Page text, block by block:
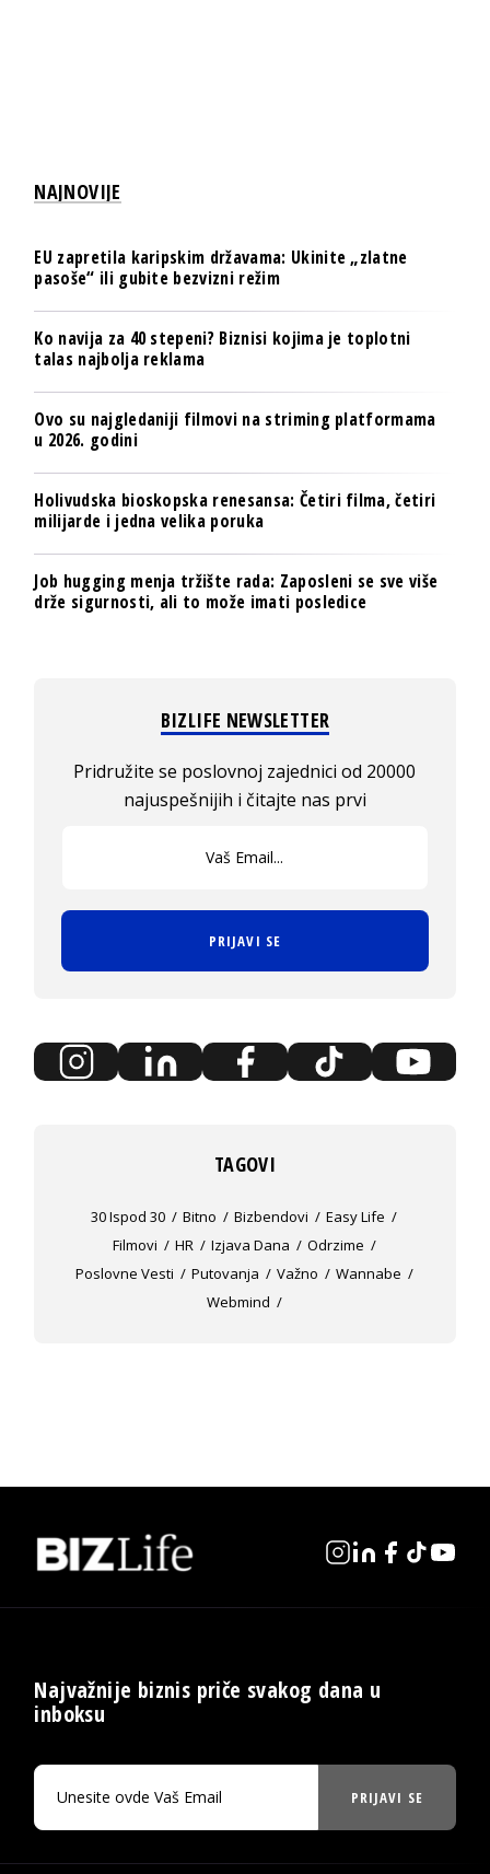
NAJNOVIJE
EU zapretila karipskim državama: Ukinite „zlatne
pasoše“ ili gubite bezvizni režim
Ko navija za 40 stepeni? Biznisi kojima je toplotni
talas najbolja reklama
Ovo su najgledaniji filmovi na striming platformama
u 2026. godini
Holivudska bioskopska renesansa: Četiri filma, četiri
milijarde i jedna velika poruka
Job hugging menja tržište rada: Zaposleni se sve više
drže sigurnosti, ali to može imati posledice
BIZLIFE NEWSLETTER
Pridružite se poslovnoj zajednici od 20000
najuspešnijih i čitajte nas prvi
PRIJAVI SE
TAGOVI
30 Ispod 30 Bitno Bizbendovi
Easy Life
Filmovi
HR Izjava Dana
Odrzime
Poslovne Vesti
Putovanja Važno
Wannabe
Webmind
Najvažnije biznis priče svakog dana u
inboksu
PRIJAVI SE